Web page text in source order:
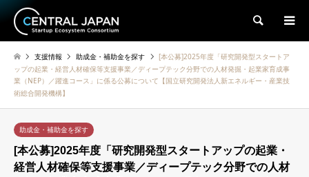
検索
支援情報 助成金・補助金を探す
[本公募]2025年度「研究開発型スタートア
ップの起業・経営人材確保等支援事業／ディープテック分野での人材発掘・起業家育成事
業（NEP）／躍進コース」に係る公募について【国立研究開発法人新エネルギー・産業技
術総合開発機構】
助成金・補助金を探す
[本公募]2025年度「研究開発型スタートアップの起業・
経営人材確保等支援事業／ディープテック分野での人材